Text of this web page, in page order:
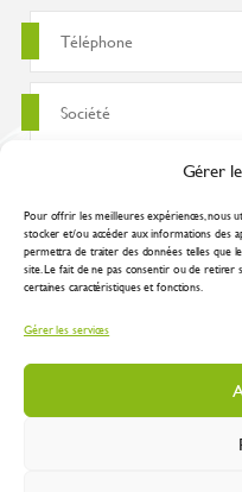
Gérer
Pour offrir les meilleures expériences, nous
stocker et/ou accéder aux informations des
permettra de traiter des données telles que
site. Le fait de ne pas consentir ou de
certaines caractéristiques et fonctions.
Gérer les services
J'accepte que ces données